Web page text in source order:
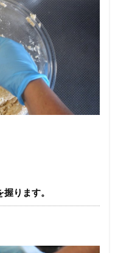
ります。